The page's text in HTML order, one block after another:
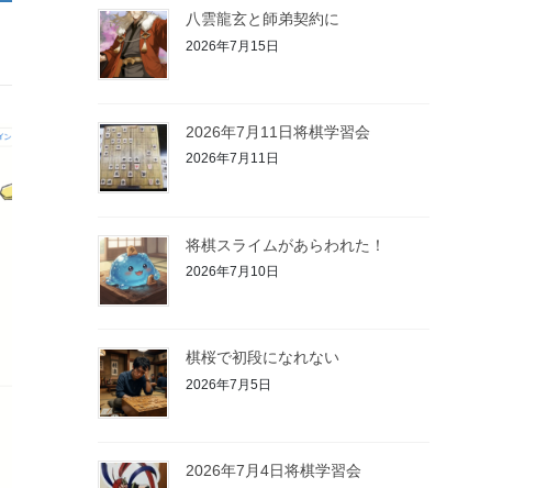
八雲龍玄と師弟契約に
2026年7月15日
2026年7月11日将棋学習会
2026年7月11日
将棋スライムがあらわれた！
2026年7月10日
棋桜で初段になれない
2026年7月5日
2026年7月4日将棋学習会